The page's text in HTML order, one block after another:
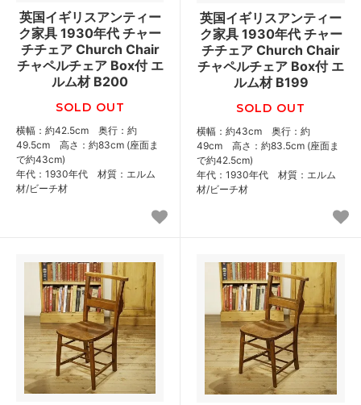
英国イギリスアンティー
ク家具 1930年代 チャー
チチェア Church Chair
チャペルチェア Box付 エ
ルム材 B200
SOLD OUT
横幅：約42.5cm 奥行：約
49.5cm 高さ：約83cm (座面ま
で約43cm)
年代：1930年代 材質：エルム
材/ビーチ材
英国イギリスアンティー
ク家具 1930年代 チャー
チチェア Church Chair
チャペルチェア Box付 エ
ルム材 B199
SOLD OUT
横幅：約43cm 奥行：約
49cm 高さ：約83.5cm (座面ま
で約42.5cm)
年代：1930年代 材質：エルム
材/ビーチ材